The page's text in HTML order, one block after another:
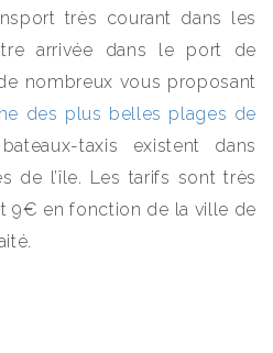
très courant dans les
arrivée dans le port de
nombreux vous proposant
des plus belles plages de
taxis existent dans
de l’île. Les tarifs sont très
9€ en fonction de la ville de